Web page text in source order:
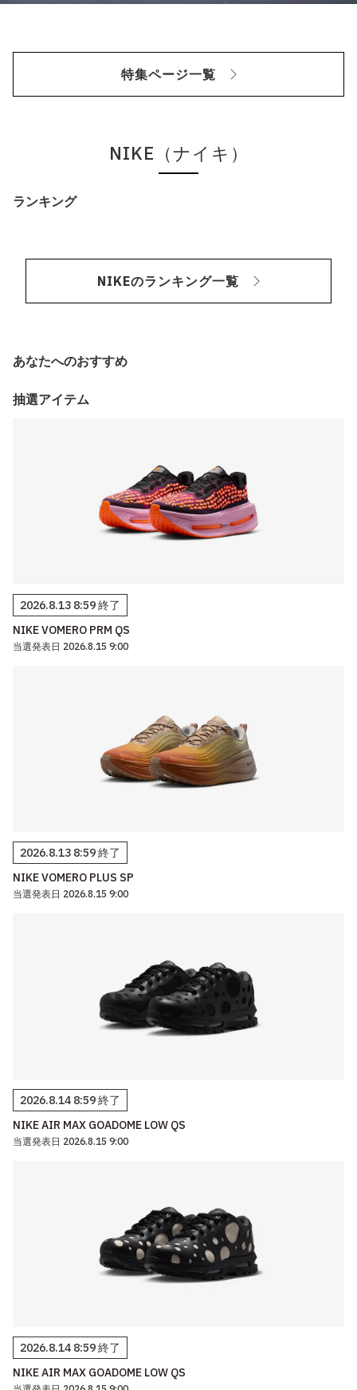
特集ページ一覧
NIKE（ナイキ）
ランキング
NIKEのランキング一覧
あなたへのおすすめ
抽選アイテム
2026.8.13 8:59 終了
NIKE VOMERO PRM QS
当選発表日 2026.8.15 9:00
2026.8.13 8:59 終了
NIKE VOMERO PLUS SP
当選発表日 2026.8.15 9:00
2026.8.14 8:59 終了
NIKE AIR MAX GOADOME LOW QS
当選発表日 2026.8.15 9:00
2026.8.14 8:59 終了
NIKE AIR MAX GOADOME LOW QS